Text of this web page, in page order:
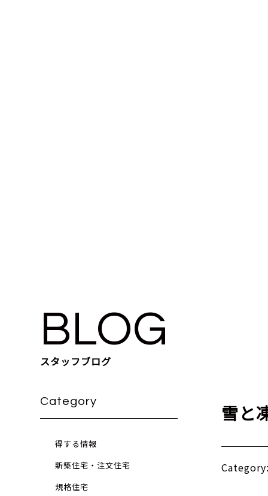
BLOG
スタッフブログ
雪と
Category
得する情報
新築住宅・注文住宅
規格住宅